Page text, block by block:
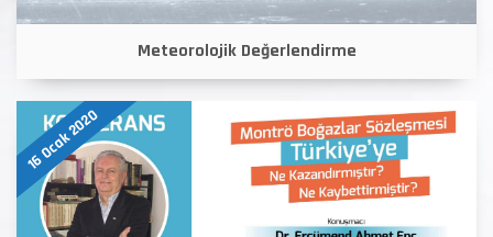
Meteorolojik Değerlendirme
16 Ocak 2020